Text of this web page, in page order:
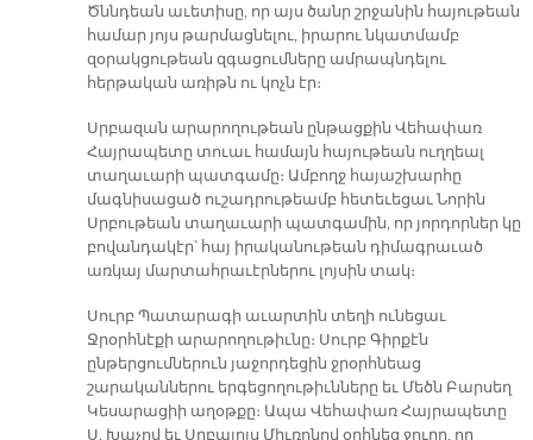
Ծննդեան աւետիսը, որ այս ծանր շրջանին հայութեան
համար յոյս թարմացնելու, իրարու նկատմամբ
զօրակցութեան զգացումները ամրապնդելու
հերթական առիթն ու կոչն էր։
Սրբազան արարողութեան ընթացքին Վեհափառ
Հայրապետը տուաւ համայն հայութեան ուղղեալ
տաղաւարի պատգամը։ Ամբողջ հայաշխարհը
մագնիսացած ուշադրութեամբ հետեւեցաւ Նորին
Սրբութեան տաղաւարի պատգամին, որ յորդորներ կը
բովանդակէր՝ հայ իրականութեան դիմագրաւած
առկայ մարտահրաւէրներու լոյսին տակ։
Սուրբ Պատարագի աւարտին տեղի ունեցաւ
Ջրօրհնէքի արարողութիւնը։ Սուրբ Գիրքէն
ընթերցումներուն յաջորդեցին ջրօրհնեաց
շարականներու երգեցողութիւնները եւ Մեծն Բարսեղ
Կեսարացիի աղօթքը։ Ապա Վեհափառ Հայրապետը
Ս. Խաչով եւ Սրբալոյս Միւռոնով օրհնեց ջուրը, որ